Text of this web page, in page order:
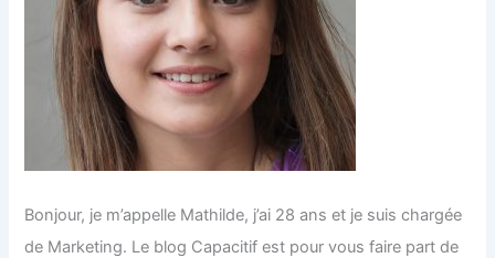
Bonjour, je m’appelle Mathilde, j’ai 28 ans et je suis chargée
de Marketing. Le blog Capacitif est pour vous faire part de